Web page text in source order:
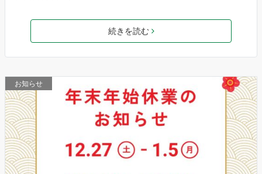
続きを読む
お知らせ